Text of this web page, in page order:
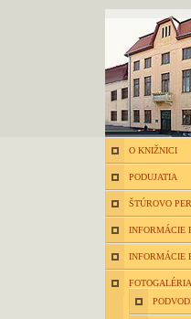
O KNIŽNICI
PODUJATIA
ŠTÚROVO
INFORMÁCIE
INFORMÁCIE
FOTOGALÉRIA